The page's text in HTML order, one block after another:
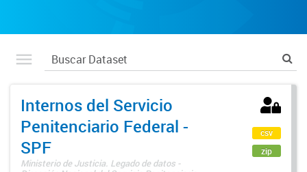
Internos del Servicio
Penitenciario Federal -
SPF
Ministerio de Justicia. Legado de datos -
csv
zip